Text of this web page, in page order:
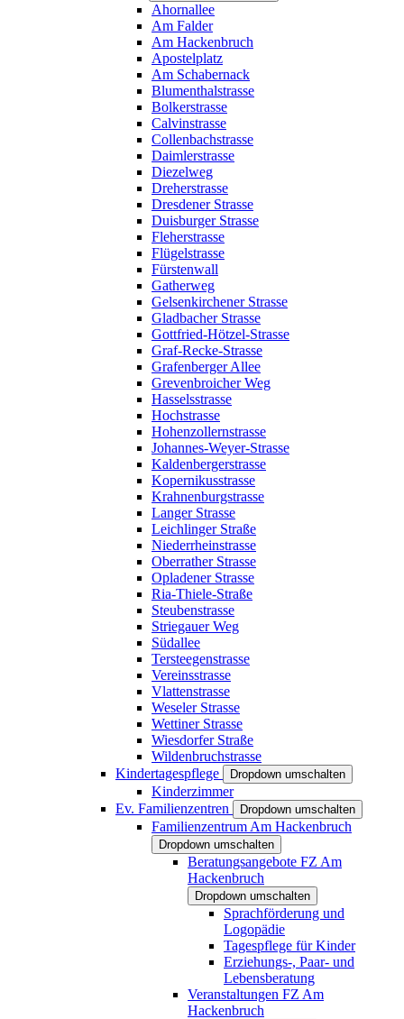
Ahornallee
Am Falder
Am Hackenbruch
Apostelplatz
Am Schabernack
Blumenthalstrasse
Bolkerstrasse
Calvinstrasse
Collenbachstrasse
Daimlerstrasse
Diezelweg
Dreherstrasse
Dresdener Strasse
Duisburger Strasse
Fleherstrasse
Flügelstrasse
Fürstenwall
Gatherweg
Gelsenkirchener Strasse
Gladbacher Strasse
Gottfried-Hötzel-Strasse
Graf-Recke-Strasse
Grafenberger Allee
Grevenbroicher Weg
Hasselsstrasse
Hochstrasse
Hohenzollernstrasse
Johannes-Weyer-Strasse
Kaldenbergerstrasse
Kopernikusstrasse
Krahnenburgstrasse
Langer Strasse
Leichlinger Straße
Niederrheinstrasse
Oberrather Strasse
Opladener Strasse
Ria-Thiele-Straße
Steubenstrasse
Striegauer Weg
Südallee
Tersteegenstrasse
Vereinsstrasse
Vlattenstrasse
Weseler Strasse
Wettiner Strasse
Wiesdorfer Straße
Wildenbruchstrasse
Kindertagespflege
Dropdown umschalten
Kinderzimmer
Ev. Familienzentren
Dropdown umschalten
Familienzentrum Am Hackenbruch
Dropdown umschalten
Beratungsangebote FZ Am
Hackenbruch
Dropdown umschalten
Sprachförderung und
Logopädie
Tagespflege für Kinder
Erziehungs-, Paar- und
Lebensberatung
Veranstaltungen FZ Am
Hackenbruch